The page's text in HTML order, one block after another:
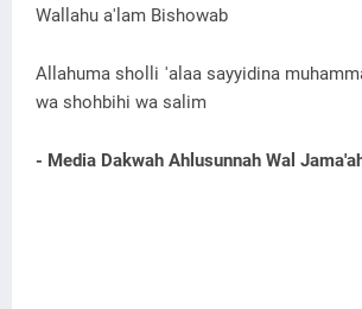
Wallahu a'lam Bishowab
Allahuma sholli 'alaa sayyidina
wa shohbihi wa salim
- Media Dakwah Ahlusunnah Wal